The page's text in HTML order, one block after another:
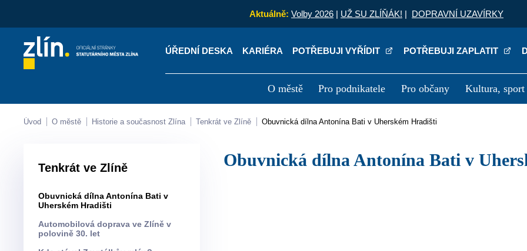
Aktuálně: Volby 2026 | UŽ SU ZLÍŇÁK! | DOPRAVNÍ UZAVÍRKY
ÚŘEDNÍ DESKA KARIÉRA POTŘEBUJI VYŘÍDIT POTŘEBUJI ZAPLATIT
O městě Pro podnikatele Pro občany Kultura, sport
Kontakty Úřední deska Kariéra
Úvod O městě Historie a současnost Zlína Tenkrát ve Zlíně Obuvnická dílna Antonína Bati v Uherském Hradišti
Tenkrát ve Zlíně
Obuvnická dílna Antonína Bati v
Uherském Hradišti
Automobilová doprava ve Zlíně v
polovině 30. let
Obuvnická dílna Antonína Bati v